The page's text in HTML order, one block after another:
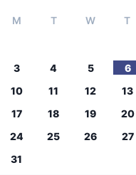
M T W T
3 4 5 6
10 11 12 13
17 18 19 20
24 25 26 27
31